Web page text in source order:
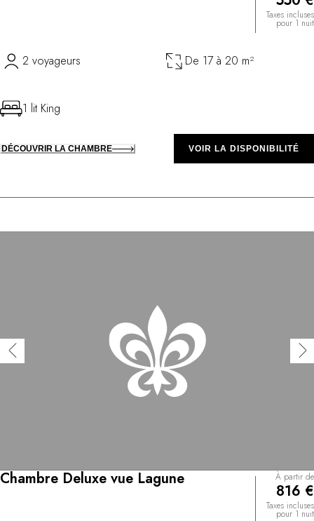
Taxes incluses
pour 1 nuit
2 voyageurs De 17 à 20 m²
1 lit King
DÉCOUVRIR LA CHAMBRE VOIR LA DISPONIBILITÉ
Chambre Deluxe vue Lagune À partir de
816 €
Taxes incluses
pour 1 nuit